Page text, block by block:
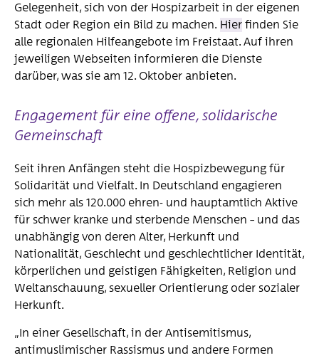
Medienspiegel
Gelegenheit, sich von der Hospizarbeit in der eigenen
Stadt oder Region ein Bild zu machen. Hier finden Sie
alle regionalen Hilfeangebote im Freistaat. Auf ihren
jeweiligen Webseiten informieren die Dienste
darüber, was sie am 12. Oktober anbieten.
Engagement für eine offene, solidarische
Gemeinschaft
Seit ihren Anfängen steht die Hospizbewegung für
Solidarität und Vielfalt. In Deutschland engagieren
sich mehr als 120.000 ehren- und hauptamtlich Aktive
für schwer kranke und sterbende Menschen – und das
unabhängig von deren Alter, Herkunft und
Nationalität, Geschlecht und geschlechtlicher Identität,
körperlichen und geistigen Fähigkeiten, Religion und
Weltanschauung, sexueller Orientierung oder sozialer
Herkunft.
„In einer Gesellschaft, in der Antisemitismus,
antimuslimischer Rassismus und andere Formen